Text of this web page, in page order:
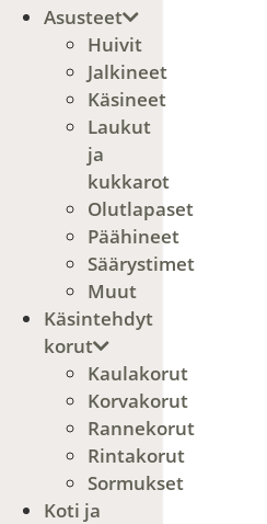
Asusteet
Huivit
Jalkineet
Käsineet
Laukut
ja
kukkarot
Olutlapaset
Päähineet
Säärystimet
Muut
Käsintehdyt
korut
Kaulakorut
Korvakorut
Rannekorut
Rintakorut
Sormukset
Koti ja